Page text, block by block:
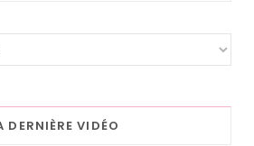
DERNIÈRE VIDÉO